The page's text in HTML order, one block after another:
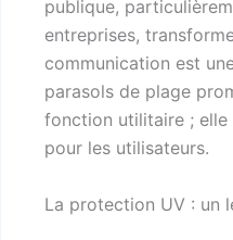
publique,
entreprises,
communication est
parasols de plage
fonction utilitaire ;
pour les utilisateurs.
La protection UV : un